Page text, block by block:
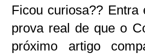
Ficou curiosa??
prova real de que o
próximo artigo